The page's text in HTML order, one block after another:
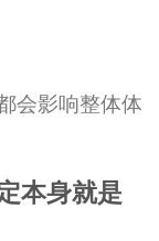
会影响整体体
本身就是